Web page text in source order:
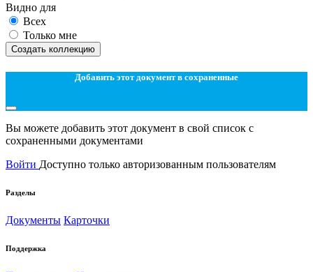
Видно для
Всех
Только мне
Создать коллекцию
Добавить этот документ в сохраненные
Вы можете добавить этот документ в свой список с
сохраненными документами
Войти Доступно только авторизованным пользователям
Разделы
Документы Карточки
Поддержка